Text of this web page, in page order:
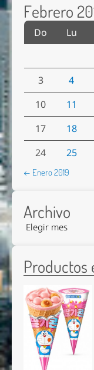
Febrero
Do Lu
3
4
10
11
17
18
24
25
← Enero 2019
Archivo
Productos